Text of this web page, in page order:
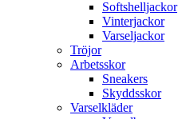
Softshelljackor
Vinterjackor
Varseljackor
Tröjor
Arbetsskor
Sneakers
Skyddsskor
Varselkläder